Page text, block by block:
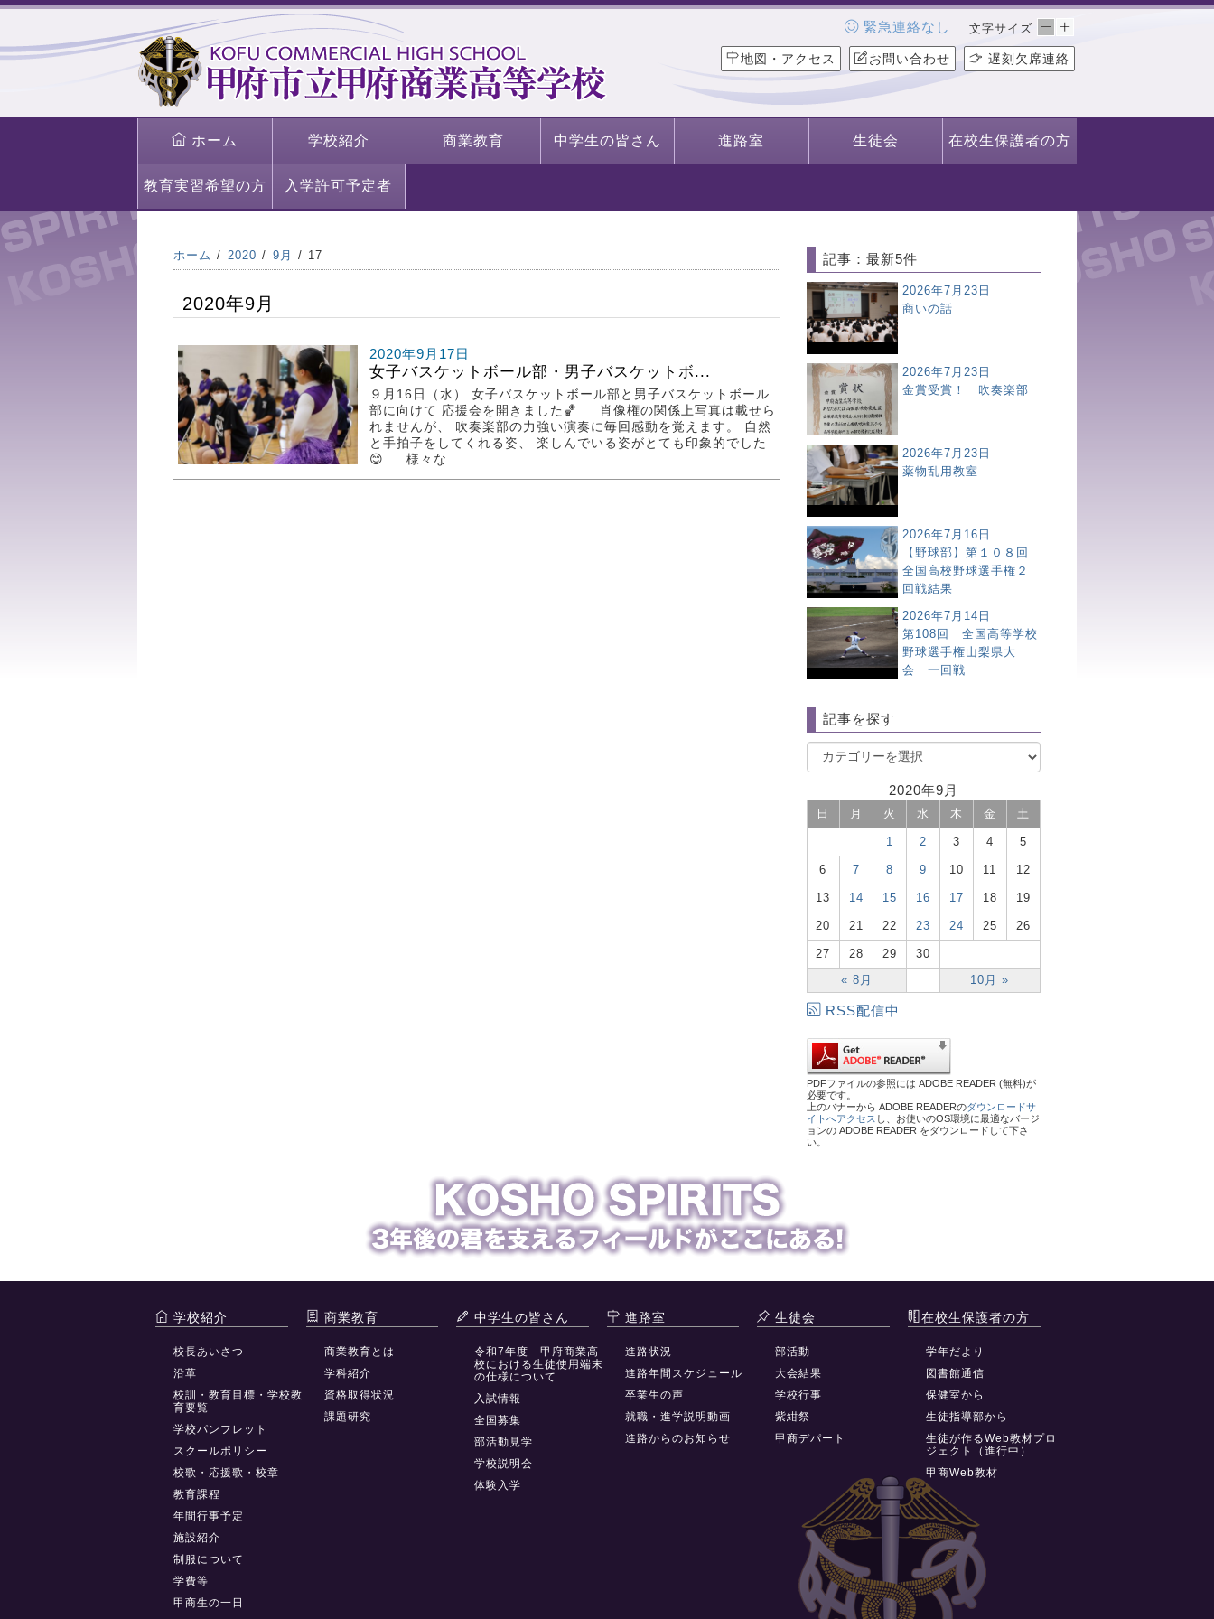
文字サイズ
地図・アクセス お問い合わせ 遅刻欠席連絡
緊急連絡なし
ホーム 学校紹介 商業教育 中学生の皆さん 進路室 生徒会 在校生保護者の方
教育実習希望の方 入学許可予定者
ホーム 2020 9月 17
2020年9月
2020年9月17日
女子バスケットボール部・男子バスケットボ...
９月16日（水） 女子バスケットボール部と男子バスケットボール
部に向けて 応援会を開きました🏀 肖像権の関係上写真は載せら
れませんが、 吹奏楽部の力強い演奏に毎回感動を覚えます。 自然
と手拍子をしてくれる姿、 楽しんでいる姿がとても印象的でした
😊 様々な...
記事：最新5件
2026年7月23日
商いの話
2026年7月23日
金賞受賞！ 吹奏楽部
2026年7月23日
薬物乱用教室
2026年7月16日
【野球部】第１０８回
全国高校野球選手権２
回戦結果
2026年7月14日
第108回 全国高等学校
野球選手権山梨県大
会 一回戦
記事を探す
2020年9月
日 月 火 水 木 金 土
« 8月 10月 »
1 2 3 4 5
6 7 8 9 10 11 12
13 14 15 16 17 18 19
20 21 22 23 24 25 26
27 28 29 30
RSS配信中
PDFファイルの参照には ADOBE READER (無料)が
必要です。
上のバナーから ADOBE READERのダウンロードサ
イトへアクセス し、お使いのOS環境に最適なバージ
ョンの ADOBE READER をダウンロードして下さ
い。
学校紹介
校長あいさつ
沿革
校訓・教育目標・学校教
育要覧
学校パンフレット
スクールポリシー
校歌・応援歌・校章
教育課程
年間行事予定
施設紹介
制服について
学費等
甲商生の一日
商業教育
商業教育とは
学科紹介
資格取得状況
課題研究
中学生の皆さん
令和7年度 甲府商業高
校における生徒使用端末
の仕様について
入試情報
全国募集
部活動見学
学校説明会
体験入学
進路室
進路状況
進路年間スケジュール
卒業生の声
就職・進学説明動画
進路からのお知らせ
生徒会
部活動
大会結果
学校行事
紫紺祭
甲商デパート
在校生保護者の方
学年だより
図書館通信
保健室から
生徒指導部から
生徒が作るWeb教材プロ
ジェクト（進行中）
甲商Web教材